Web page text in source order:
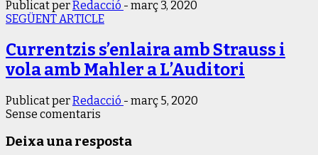
Publicat perRedacció - març 3, 2020
SEGÜENT ARTICLE
Currentzis s’enlaira amb Strauss i
vola amb Mahler a L’Auditori
Publicat perRedacció - març 5, 2020
Sense comentaris
Deixa una resposta